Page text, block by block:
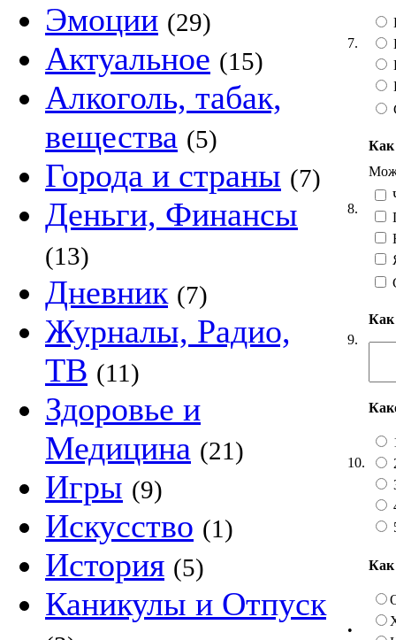
Эмоции (29)
Актуальное (15)
Алкоголь, табак,
вещества (5)
Города и страны (7)
Деньги, Финансы
(13)
Дневник (7)
Журналы, Радио,
ТВ (11)
Здоровье и
Медицина (21)
Игры (9)
Искусство (1)
История (5)
Каникулы и Отпуск
7.
8.
Как
9.
Как
10.
•
Как